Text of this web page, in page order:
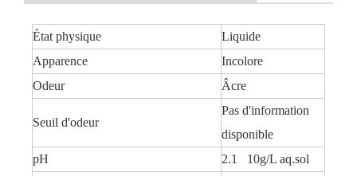
État physique
Liquide
Apparence
Incolore
Odeur
Âcre
Seuil d'odeur
Pas d'information
disponible
pH
2.1 10g/L aq.sol